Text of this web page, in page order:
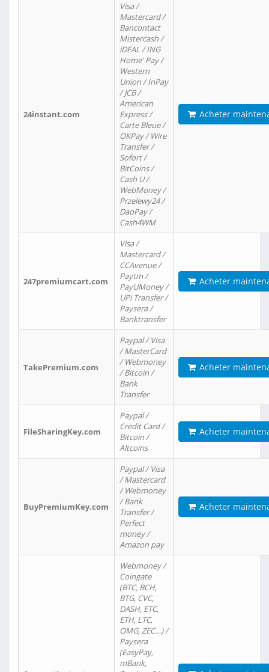
24instant.com
Visa /
Mastercard /
Bancontact
Mistercash /
iDEAL / ING
Home' Pay /
Western
Union / InPay
/ JCB /
American
Express /
Carte Bleue /
OKPay / Wire
Transfer /
Sofort /
BitCoins /
Cash U /
WebMoney /
Przelewy24 /
DaoPay /
Cash4WM
Acheter
247premiumcart.com
Visa /
Mastercard /
CCAvenue /
Paytm /
PayUMoney /
UPi Transfer /
Paysera /
Banktransfer
Acheter
TakePremium.com
Paypal / Visa
/ MasterCard
/ Webmoney
/ Bitcoin /
Bank
Transfer
Acheter
FileSharingKey.com
Paypal /
Credit Card /
Bitcoin /
Altcoins
Acheter
BuyPremiumKey.com
Paypal / Visa
/ Mastercard
/ Webmoney
/ Bank
Transfer /
Perfect
money /
Amazon pay
Acheter
Webmoney /
Coingate
(BTC, BCH,
BTG, CVC,
DASH, ETC,
ETH, LTC,
OMG, ZEC…) /
Paysera
(EasyPay,
mBank,